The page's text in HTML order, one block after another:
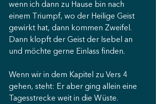
wenn ich dann zu Hause bin nach
einem Triumpf, wo der Heilige Geist
gewirkt hat, dann kommen Zweifel.
Dann klopft der Geist der Isebel an
und möchte gerne Einlass finden.
Wenn wir in dem Kapitel zu Vers 4
gehen, steht: Er aber ging allein eine
Tagesstrecke weit in die Wüste.